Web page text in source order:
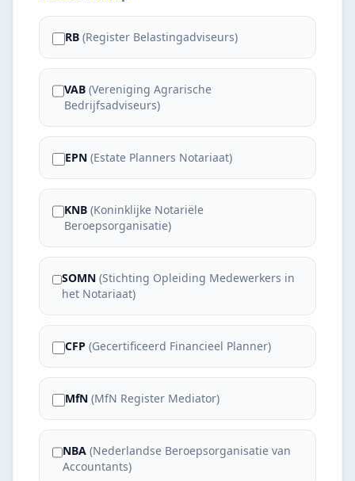
RB (Register Belastingadviseurs)
VAB (Vereniging Agrarische
Bedrijfsadviseurs)
EPN (Estate Planners Notariaat)
KNB (Koninklijke Notariële
Beroepsorganisatie)
SOMN (Stichting Opleiding Medewerkers in
het Notariaat)
CFP (Gecertificeerd Financieel Planner)
MfN (MfN Register Mediator)
NBA (Nederlandse Beroepsorganisatie van
Accountants)